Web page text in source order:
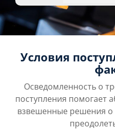
Условия
Осведомленность о
поступления помогает
взвешенные решения о